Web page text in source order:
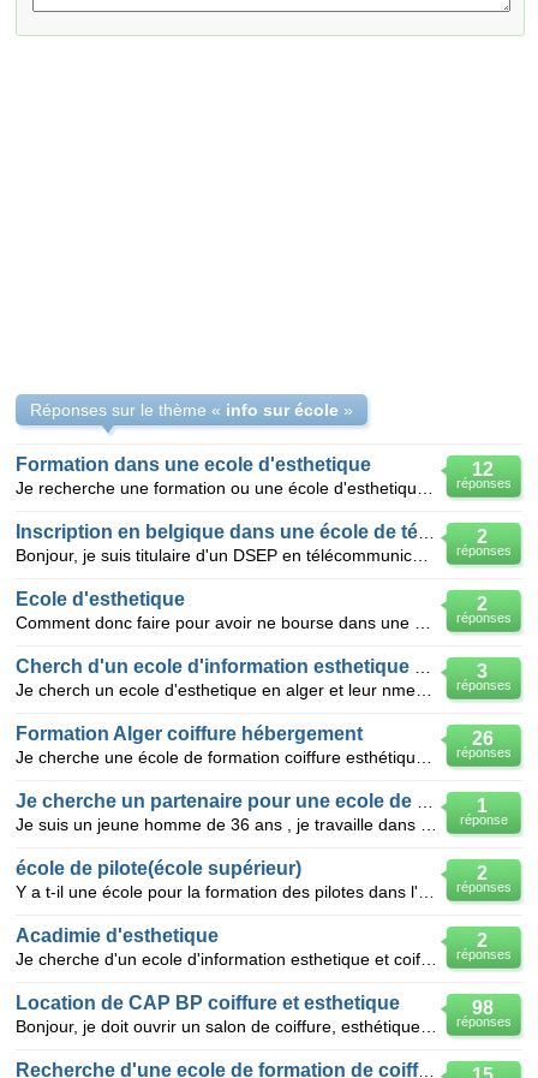
Réponses sur le thème « info sur école »
12
réponses
Formation dans une ecole d'esthetique
2
réponses
2
réponses
Ecole d'esthetique
3
réponses
26
réponses
Formation Alger coiffure hébergement
1
réponse
2
réponses
école de pilote(école supérieur)
2
réponses
Acadimie d'esthetique
98
réponses
Location de CAP BP coiffure et esthetique
Recherche d'une ecole de formation de coiffure